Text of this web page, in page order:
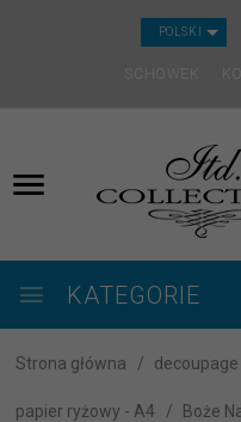
POLSKI
SCHOWEK
KATEGORIE
Strona główna
papier ryżowy - A4 Boże